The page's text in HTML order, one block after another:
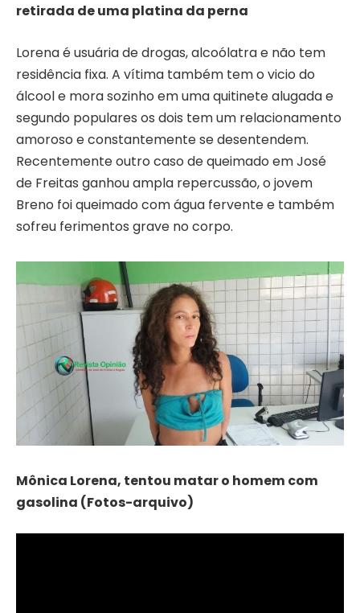
retirada de uma platina da perna
Lorena é usuária de drogas, alcoólatra e não tem
residência fixa. A vítima também tem o vicio do
álcool e mora sozinho em uma quitinete alugada e
segundo populares os dois tem um relacionamento
amoroso e constantemente se desentendem.
Recentemente outro caso de queimado em José
de Freitas ganhou ampla repercussão, o jovem
Breno foi queimado com água fervente e também
sofreu ferimentos grave no corpo.
Mônica Lorena, tentou matar o homem com
gasolina (Fotos-arquivo)